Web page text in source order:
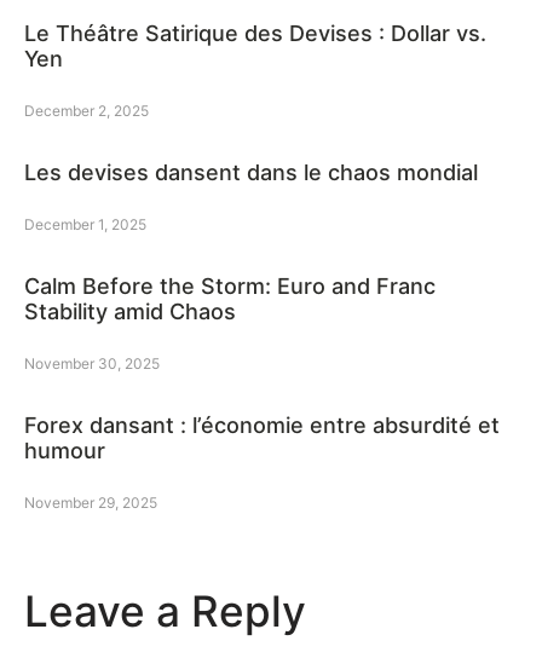
Le Théâtre Satirique des Devises : Dollar vs.
Yen
December 2, 2025
Les devises dansent dans le chaos mondial
December 1, 2025
Calm Before the Storm: Euro and Franc
Stability amid Chaos
November 30, 2025
Forex dansant : l’économie entre absurdité et
humour
November 29, 2025
Leave a Reply